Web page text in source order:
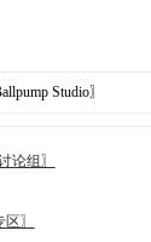
Studio〗
论组〗
〗